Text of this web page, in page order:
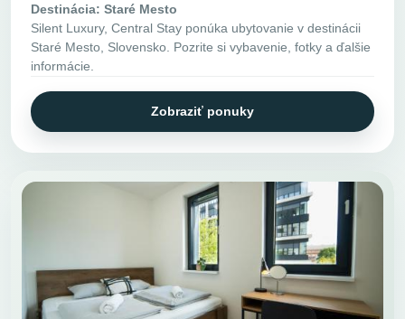
Destinácia: Staré Mesto
Silent Luxury, Central Stay ponúka ubytovanie v destinácii
Staré Mesto, Slovensko. Pozrite si vybavenie, fotky a ďalšie
informácie.
Zobraziť ponuky